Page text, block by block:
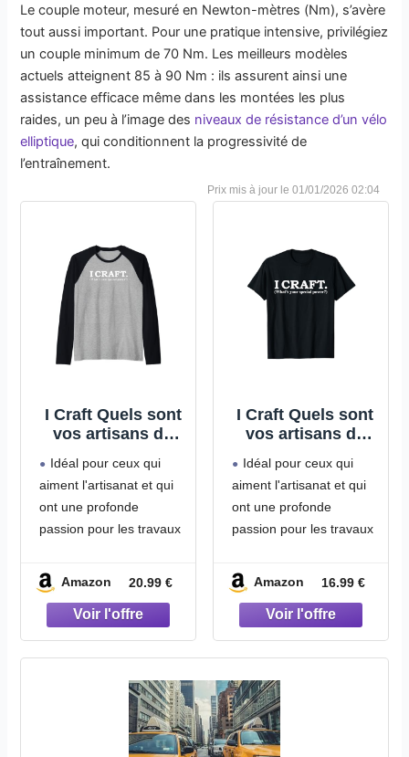
Le couple moteur, mesuré en Newton-mètres (Nm), s’avère
tout aussi important. Pour une pratique intensive, privilégiez
un couple minimum de 70 Nm. Les meilleurs modèles
actuels atteignent 85 à 90 Nm : ils assurent ainsi une
assistance efficace même dans les montées les plus
raides, un peu à l’image des niveaux de résistance d’un vélo
elliptique, qui conditionnent la progressivité de
l’entraînement.
01/01/2026 02:04
I Craft Quels sont
vos artisans de
puissance
spéciale Manche
Raglan
Idéal pour ceux qui
aiment l'artisanat et qui
ont une profonde
passion pour les travaux
anniversaires, la Saint-
Valentin, les fêtes
prénatales, la fête des
mères, une pendaison
de crémaillère, la fête
des pères, une remise
Amazon 20.99 €
I Craft Quels sont
vos artisans de
puissance
spéciale T-Shirt
Idéal pour ceux qui
aiment l'artisanat et qui
ont une profonde
passion pour les travaux
anniversaires, la Saint-
Valentin, les fêtes
prénatales, la fête des
mères, une pendaison
de crémaillère, la fête
des pères, une remise
de
Amazon 16.99 €